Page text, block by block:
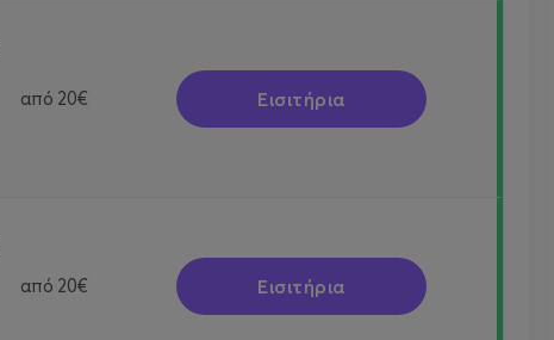
από 20€ Εισιτήρια
από 20€ Εισιτήρια